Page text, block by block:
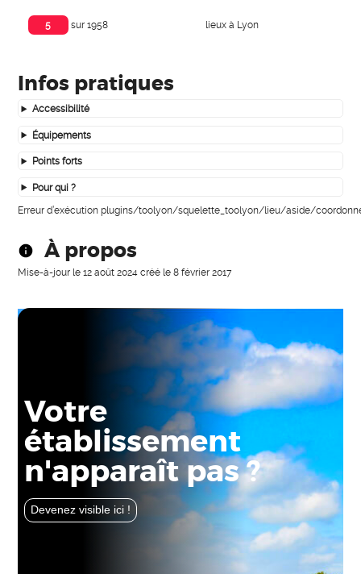
5 sur 1958 lieux à Lyon
Infos pratiques
Accessibilité
Équipements
Points forts
Pour qui ?
Erreur d’exécution plugins/toolyon/squelette_toolyon/lieu/aside/
À propos
Mise-à-jour le12 août 2024 créé le8 février 2017
Votre
établissement
n'apparaît pas ?
Devenez visible ici !